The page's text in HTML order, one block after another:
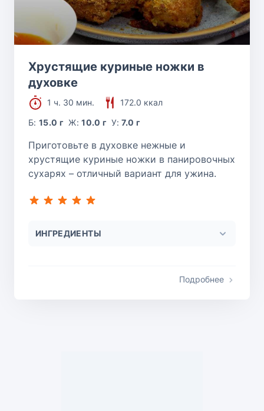
Хрустящие куриные ножки в
духовке
1 ч. 30 мин.
172.0 ккал
Б:15.0 г Ж:10.0 г У:7.0 г
Приготовьте в духовке нежные и
хрустящие куриные ножки в панировочных
сухарях – отличный вариант для ужина.
ИНГРЕДИЕНТЫ
Подробнее